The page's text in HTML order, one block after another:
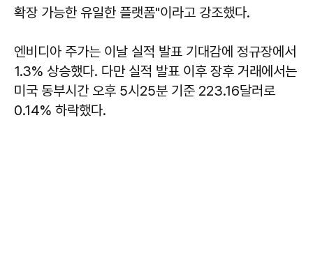
확장 가능한 유일한 플랫폼"이라고 강조했다.
엔비디아 주가는 이날 실적 발표 기대감에 정규장에서
1.3% 상승했다. 다만 실적 발표 이후 장후 거래에서는
미국 동부시간 오후 5시25분 기준 223.16달러로
0.14% 하락했다.